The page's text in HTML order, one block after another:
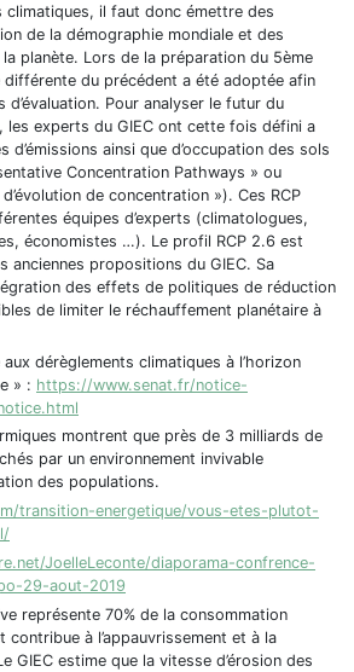
climatiques, il faut donc émettre des
de la démographie mondiale et des
planète. Lors de la préparation du 5ème
du précédent a été adoptée afin
d’évaluation. Pour analyser le futur du
les experts du GIEC ont cette fois défini a
ainsi que d’occupation des sols
Concentration Pathways » ou
de concentration »). Ces RCP
équipes d’experts (climatologues,
économistes …). Le profil RCP 2.6 est
anciennes propositions du GIEC. Sa
des effets de politiques de réduction
de limiter le réchauffement planétaire à
dérèglements climatiques à l’horizon
» : https://www.senat.fr/notice-
montrent que près de 3 milliards de
par un environnement invivable
des populations.
transition-energetique/vous-etes-plutot-
JoelleLeconte/diaporama-confrence-
29-aout-2019
représente 70% de la consommation
contribue à l’appauvrissement et à la
GIEC estime que la vitesse d’érosion des